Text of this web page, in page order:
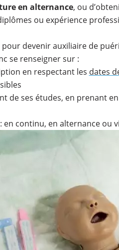
en alternance, ou
ou expérience
devenir auxiliaire de
se renseigner sur :
en respectant les dates
de ses études, en prenant
continu, en alternance ou